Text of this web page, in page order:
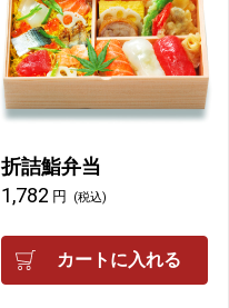
折詰鮨弁当
1,782 円 (税込)
カートに入れる